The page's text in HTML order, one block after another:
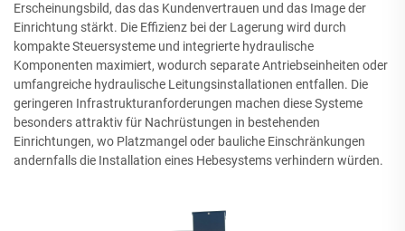
Erscheinungsbild, das das Kundenvertrauen und das Image der
Einrichtung stärkt. Die Effizienz bei der Lagerung wird durch
kompakte Steuersysteme und integrierte hydraulische
Komponenten maximiert, wodurch separate Antriebseinheiten oder
umfangreiche hydraulische Leitungsinstallationen entfallen. Die
geringeren Infrastrukturanforderungen machen diese Systeme
besonders attraktiv für Nachrüstungen in bestehenden
Einrichtungen, wo Platzmangel oder bauliche Einschränkungen
andernfalls die Installation eines Hebesystems verhindern würden.